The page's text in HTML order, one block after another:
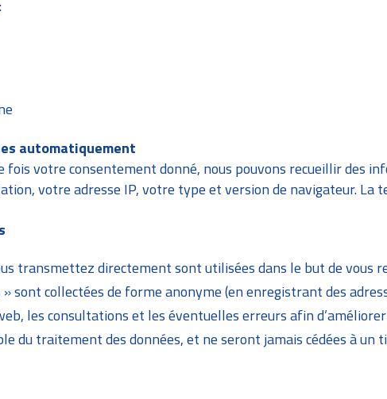
automatiquement
fois votre consentement donné, nous pouvons recueillir des
votre adresse IP, votre type et version de navigateur. La
transmettez directement sont utilisées dans le but de vous
sont collectées de forme anonyme (en enregistrant des
les consultations et les éventuelles erreurs afin
du traitement des données, et ne seront jamais cédées à un